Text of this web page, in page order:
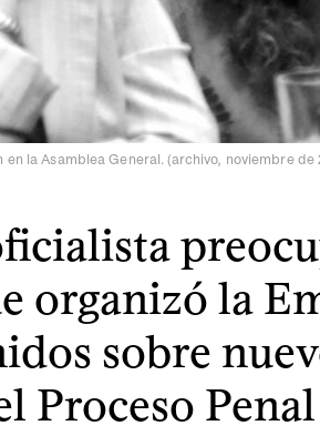
la Asamblea General. (archivo, noviembre de
organizó la
sobre
Proceso Penal